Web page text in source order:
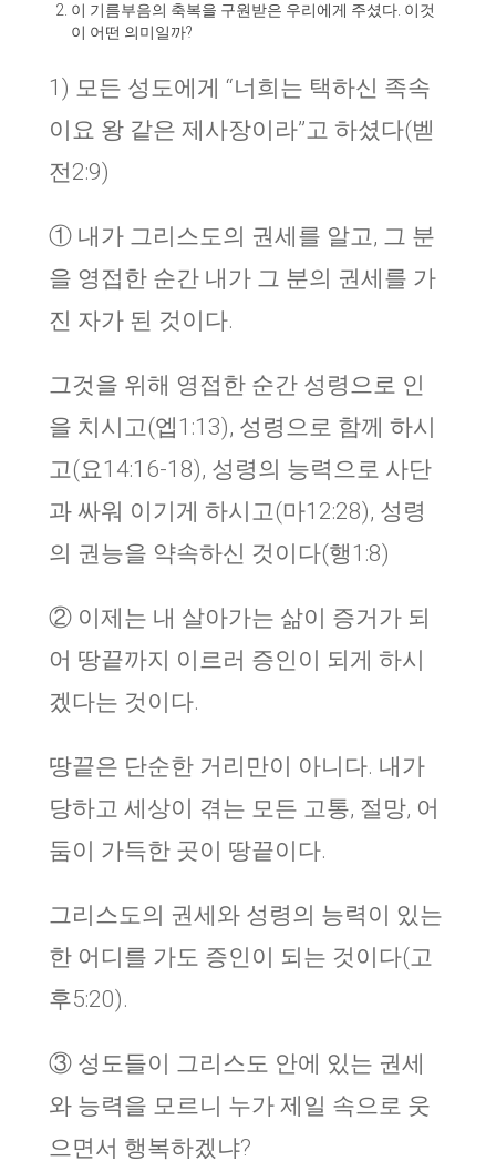
이 기름부음의 축복을 구원받은 우리에게 주셨다. 이것
이 어떤 의미일까?
1) 모든 성도에게 “너희는 택하신 족속
이요 왕 같은 제사장이라”고 하셨다(벧
전2:9)
① 내가 그리스도의 권세를 알고, 그 분
을 영접한 순간 내가 그 분의 권세를 가
진 자가 된 것이다.
그것을 위해 영접한 순간 성령으로 인
을 치시고(엡1:13), 성령으로 함께 하시
고(요14:16-18), 성령의 능력으로 사단
과 싸워 이기게 하시고(마12:28), 성령
의 권능을 약속하신 것이다(행1:8)
② 이제는 내 살아가는 삶이 증거가 되
어 땅끝까지 이르러 증인이 되게 하시
겠다는 것이다.
땅끝은 단순한 거리만이 아니다. 내가
당하고 세상이 겪는 모든 고통, 절망, 어
둠이 가득한 곳이 땅끝이다.
그리스도의 권세와 성령의 능력이 있는
한 어디를 가도 증인이 되는 것이다(고
후5:20).
③ 성도들이 그리스도 안에 있는 권세
와 능력을 모르니 누가 제일 속으로 웃
으면서 행복하겠냐?